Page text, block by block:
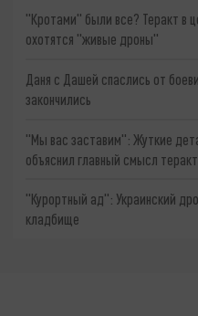
"Кротами" были все? Теракт в
охотятся "живые дроны"
Даня с Дашей спаслись от
закончились
"Мы вас заставим": Жуткие
объяснил главный смысл
"Курортный ад": Украинский
кладбище